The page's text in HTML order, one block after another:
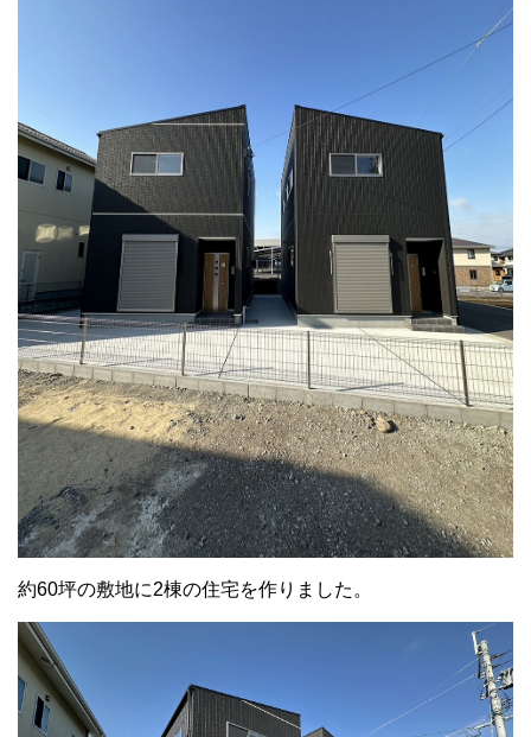
約60坪の敷地に2棟の住宅を作りました。